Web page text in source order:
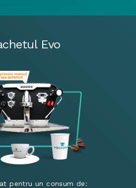
Evo
pentru un consum de: